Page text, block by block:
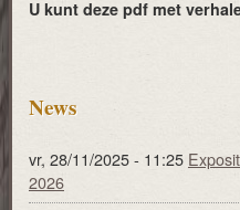
U kunt deze pdf met
News
vr, 28/11/2025 - 11:25
2026